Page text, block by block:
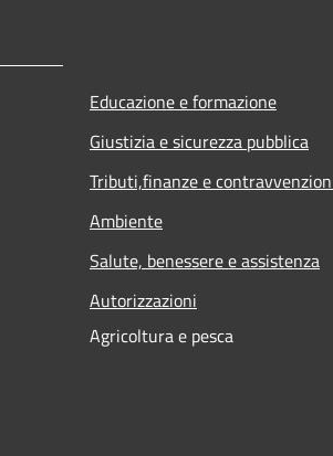
Educazione e formazione
Giustizia e sicurezza pubblica
Tributi,finanze e
Ambiente
Salute, benessere e assistenza
Autorizzazioni
Agricoltura e pesca